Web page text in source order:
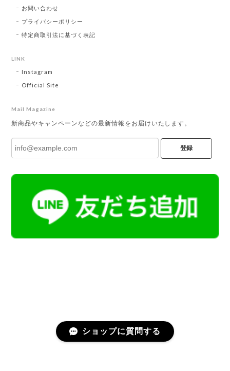
お問い合わせ
プライバシーポリシー
特定商取引法に基づく表記
LINK
Instagram
Official Site
Mail Magazine
新商品やキャンペーンなどの最新情報をお届けいたします。
登録
ショップに質問する